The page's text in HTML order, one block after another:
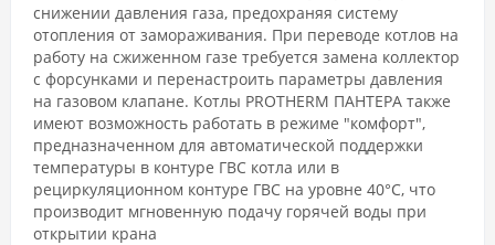
снижении давления газа, предохраняя систему
отопления от замораживания. При переводе котлов на
работу на сжиженном газе требуется замена коллектор
с форсунками и перенастроить параметры давления
на газовом клапане. Котлы PROTHERM ПАНТЕРА также
имеют возможность работать в режиме "комфорт",
предназначенном для автоматической поддержки
температуры в контуре ГВС котла или в
рециркуляционном контуре ГВС на уровне 40°С, что
производит мгновенную подачу горячей воды при
открытии крана